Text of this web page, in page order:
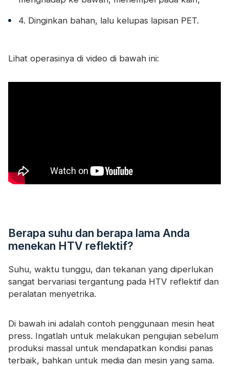
4. Dinginkan bahan, lalu kelupas lapisan PET.
Lihat operasinya di video di bawah ini:
Berapa suhu dan berapa lama Anda
menekan HTV reflektif?
Suhu, waktu tunggu, dan tekanan yang diperlukan
sangat bervariasi tergantung pada HTV reflektif dan
peralatan menyetrika.
Di bawah ini adalah contoh penggunaan mesin heat
press. Ingatlah untuk melakukan pengujian sebelum
produksi massal untuk mendapatkan kondisi panas
terbaik, bahkan untuk media dan mesin yang sama.